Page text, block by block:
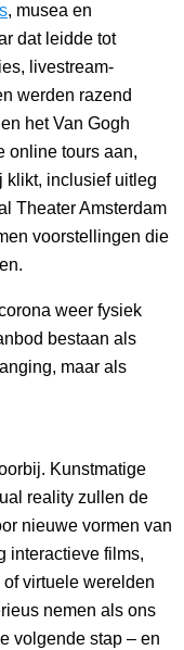
, musea en
dat leidde tot
livestream-
werden razend
het Van Gogh
online tours aan,
klikt, inclusief uitleg
Theater Amsterdam
voorstellingen die
weer fysiek
bestaan als
maar als
Kunstmatige
reality zullen de
nieuwe vormen van
interactieve films,
virtuele werelden
nemen als ons
volgende stap – en